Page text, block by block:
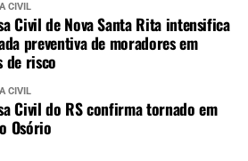
CIVIL
Civil de Nova Santa Rita intensifica
preventiva de moradores em
de risco
CIVIL
Civil do RS confirma tornado em
Osório